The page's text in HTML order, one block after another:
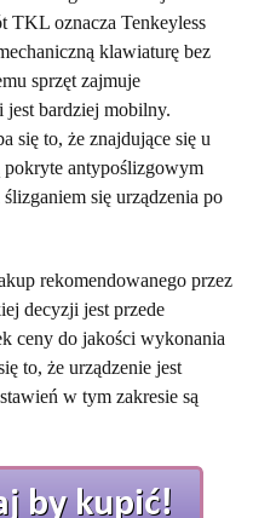
TKL oznacza Tenkeyless
klawiaturę bez
sprzęt zajmuje
jest bardziej mobilny.
się to, że znajdujące się u
antypoślizgowym
się urządzenia po
rekomendowanego przez
decyzji jest przede
ceny do jakości wykonania
to, że urządzenie jest
w tym zakresie są